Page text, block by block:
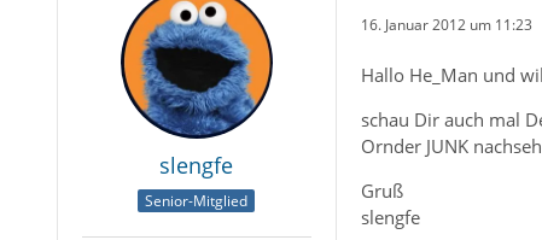
slengfe
Senior-Mitglied
16. Januar 2012 um 11:23
Hallo He_Man und
schau Dir auch mal
Ornder JUNK
Gruß
slengfe